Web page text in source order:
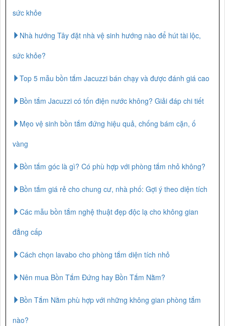
sức khỏe
Nhà hướng Tây đặt nhà vệ sinh hướng nào để hút tài lộc,
sức khỏe?
Top 5 mẫu bồn tắm Jacuzzi bán chạy và được đánh giá cao
Bồn tắm Jacuzzi có tốn điện nước không? Giải đáp chi tiết
Mẹo vệ sinh bồn tắm đứng hiệu quả, chống bám cặn, ố
vàng
Bồn tắm góc là gì? Có phù hợp với phòng tắm nhỏ không?
Bồn tắm giá rẻ cho chung cư, nhà phố: Gợi ý theo diện tích
Các mẫu bồn tắm nghệ thuật đẹp độc lạ cho không gian
đẳng cấp
Cách chọn lavabo cho phòng tắm diện tích nhỏ
Nên mua Bồn Tắm Đứng hay Bồn Tắm Nằm?
Bồn Tắm Nằm phù hợp với những không gian phòng tắm
nào?